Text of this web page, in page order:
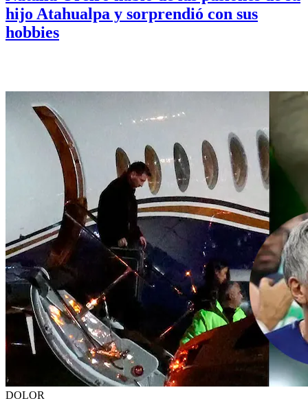
hijo Atahualpa y sorprendió con sus
hobbies
DOLOR